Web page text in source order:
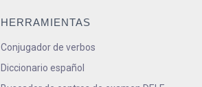
HERRAMIENTAS
Conjugador de verbos
Diccionario español